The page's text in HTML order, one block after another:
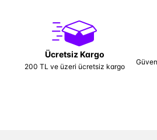
Ücretsiz Kargo
200 TL ve üzeri ücretsiz kargo